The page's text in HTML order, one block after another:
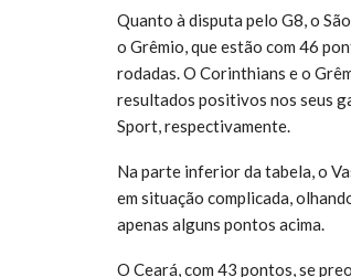
Quanto à disputa pelo G8, o
o Grêmio, que estão com 46
rodadas. O Corinthians e o
resultados positivos nos seus
Sport, respectivamente.
Na parte inferior da tabela, o
em situação complicada,
apenas alguns pontos acima.
O Ceará, com 43 pontos, se